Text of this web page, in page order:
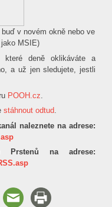
v novém okně nebo ve
MSIE)
které deně oklikáváte a
a už jen sledujete, jestli
POOH.cz
stáhnout odtud.
naleznete na adrese:
na adrese: